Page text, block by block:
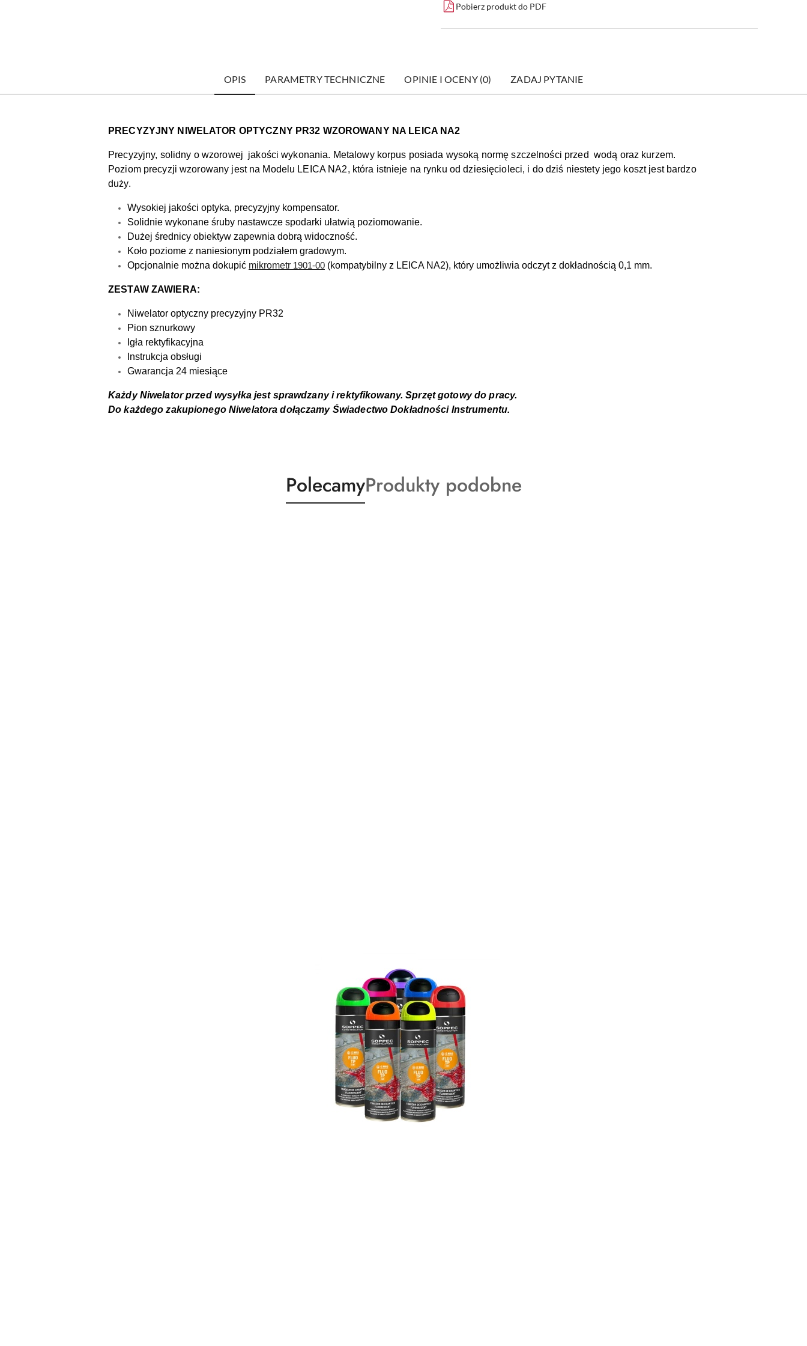
Pobierz produkt do PDF
OPIS PARAMETRY TECHNICZNE OPINIE I OCENY (0) ZADAJ PYTANIE
PRECYZYJNY NIWELATOR OPTYCZNY PR32 WZOROWANY NA LEICA NA2
Precyzyjny, solidny o wzorowej jakości wykonania. Metalowy korpus posiada wysoką normę szczelności przed wodą oraz kurzem.
Poziom precyzji wzorowany jest na Modelu LEICA NA2, która istnieje na rynku od dziesięcioleci, i do dziś niestety jego koszt jest bardzo
duży.
Wysokiej jakości optyka, precyzyjny kompensator.
Solidnie wykonane śruby nastawcze spodarki ułatwią poziomowanie.
Dużej średnicy obiektyw zapewnia dobrą widoczność.
Koło poziome z naniesionym podziałem gradowym.
Opcjonalnie można dokupić mikrometr 1901-00 (kompatybilny z LEICA NA2), który umożliwia odczyt z dokładnością 0,1 mm.
ZESTAW ZAWIERA:
Niwelator optyczny precyzyjny PR32
Pion sznurkowy
Igła rektyfikacyjna
Instrukcja obsługi
Gwarancja 24 miesiące
Każdy Niwelator przed wysyłka jest sprawdzany i rektyfikowany. Sprzęt gotowy do pracy.
Do każdego zakupionego Niwelatora dołączamy Świadectwo Dokładności Instrumentu.
Produkty
o
PolecamyProdukty
o
Produkty podobne